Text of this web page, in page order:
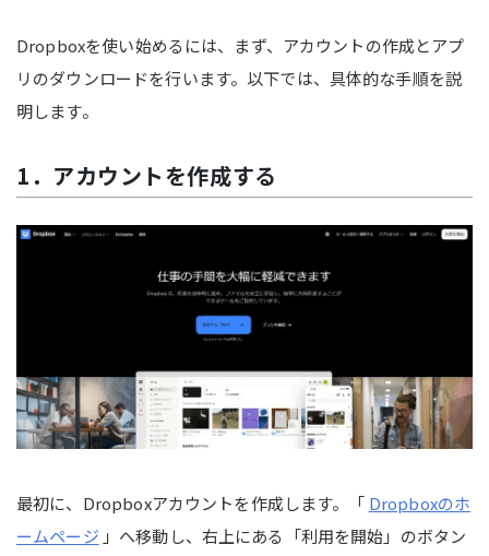
Dropboxを使い始めるには、まず、アカウントの作成とアプ
リのダウンロードを行います。以下では、具体的な手順を説
明します。
1．アカウントを作成する
最初に、Dropboxアカウントを作成します。「 Dropboxのホ
ームページ 」へ移動し、右上にある「利用を開始」のボタン